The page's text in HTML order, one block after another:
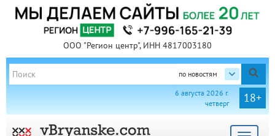
ООО "Регион центр", ИНН 4817003180
по новостям
18+
6 августа 2026 г.
четверг